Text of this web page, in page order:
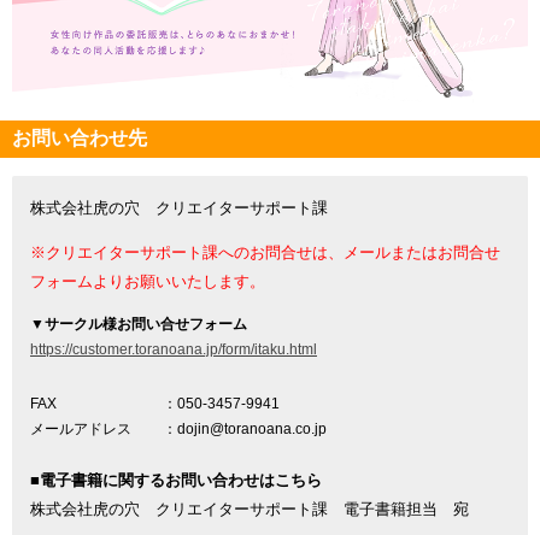
お問い合わせ先
株式会社虎の穴 クリエイターサポート課
※クリエイターサポート課へのお問合せは、メールまたはお問合せ
フォームよりお願いいたします。
▼サークル様お問い合せフォーム
https://customer.toranoana.jp/form/itaku.html
FAX
：050-3457-9941
メールアドレス
：dojin@toranoana.co.jp
■電子書籍に関するお問い合わせはこちら
株式会社虎の穴 クリエイターサポート課 電子書籍担当 宛